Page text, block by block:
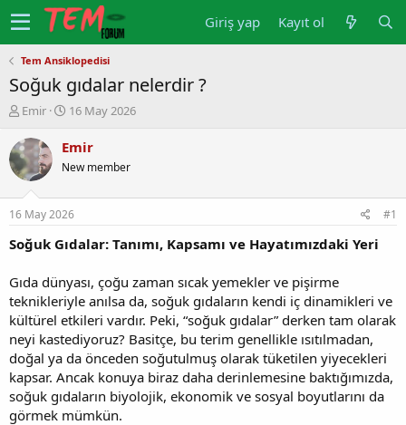
Giriş yap Kayıt ol
Tem Ansiklopedisi
Soğuk gıdalar nelerdir ?
K
n
u
y
b
a
ş
t
a
n
Emir
B
ş
a
g
ı
ç
r
i
h
i
16 May 2026
Emir
New member
16 May 2026 #1
Soğuk Gıdalar: Tanımı, Kapsamı ve Hayatımızdaki Yeri
Gıda dünyası, çoğu zaman sıcak yemekler ve pişirme
teknikleriyle anılsa da, soğuk gıdaların kendi iç dinamikleri ve
kültürel etkileri vardır. Peki, “soğuk gıdalar” derken tam olarak
neyi kastediyoruz? Basitçe, bu terim genellikle ısıtılmadan,
doğal ya da önceden soğutulmuş olarak tüketilen yiyecekleri
kapsar. Ancak konuya biraz daha derinlemesine baktığımızda,
soğuk gıdaların biyolojik, ekonomik ve sosyal boyutlarını da
görmek mümkün.